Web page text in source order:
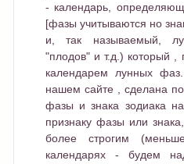
- календарь,
[фазы учитываются но
и, так называемый,
"плодов" и т.д.) который ,
календарем лунных
нашем сайте , сделана
фазы и знака зодиака
признаку фазы или
более строгим
календарях - будем